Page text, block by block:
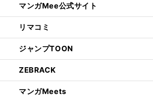
マンガMee公式サイト
リマコミ
ジャンプTOON
ZEBRACK
マンガMeets